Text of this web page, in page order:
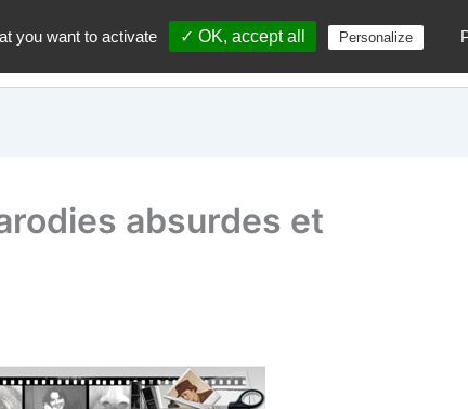
Accueil A propos du blog Contactez
absurdes et
you want to activate ✓ OK, accept all Personalize